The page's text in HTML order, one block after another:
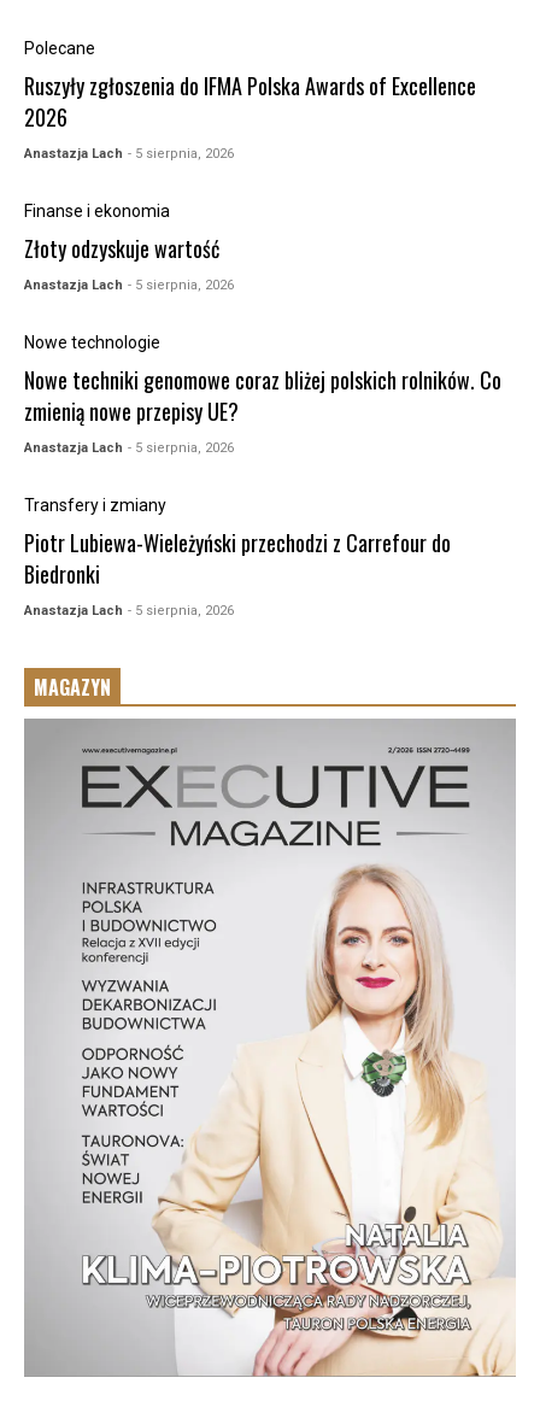
Polecane
Ruszyły zgłoszenia do IFMA Polska Awards of Excellence
2026
Anastazja Lach - 5 sierpnia, 2026
Finanse i ekonomia
Złoty odzyskuje wartość
Anastazja Lach - 5 sierpnia, 2026
Nowe technologie
Nowe techniki genomowe coraz bliżej polskich rolników. Co
zmienią nowe przepisy UE?
Anastazja Lach - 5 sierpnia, 2026
Transfery i zmiany
Piotr Lubiewa-Wieleżyński przechodzi z Carrefour do
Biedronki
Anastazja Lach - 5 sierpnia, 2026
MAGAZYN